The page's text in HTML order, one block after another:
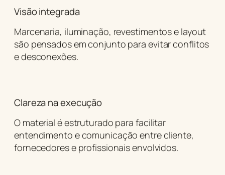
Visão integrada
Marcenaria, iluminação, revestimentos e layout
são pensados em conjunto para evitar conflitos
e desconexões.
Clareza na execução
O material é estruturado para facilitar
entendimento e comunicação entre cliente,
fornecedores e profissionais envolvidos.